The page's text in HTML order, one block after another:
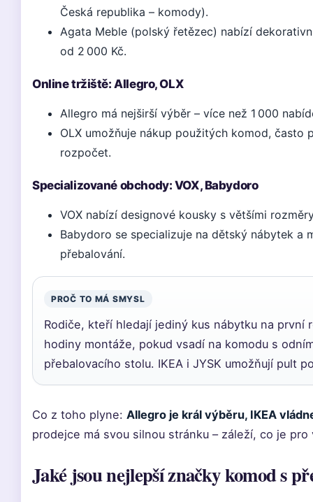
Česká republika – komody).
Agata Meble (polský řetězec) nabízí
od 2 000 Kč.
Online tržiště: Allegro, OLX
Allegro má nejširší výběr – více než 1 000
OLX umožňuje nákup použitých komod, často
rozpočet.
Specializované obchody: VOX, Babydoro
VOX nabízí designové kousky s většími
Babydoro se specializuje na dětský nábytek a
přebalování.
PROČ TO MÁ SMYSL
Rodiče, kteří hledají jediný kus nábytku na
hodiny montáže, pokud vsadí na komodu s
přebalovacího stolu. IKEA i JYSK umožňují pult
Co z toho plyne: Allegro je král výběru, IKEA
prodejce má svou silnou stránku – záleží, co je pro
Jaké jsou nejlepší značky komod s